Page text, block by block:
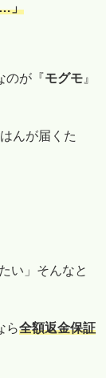
…」
のが『モグモ 』
んが届くた
い」そんなと
ら全額返金保証